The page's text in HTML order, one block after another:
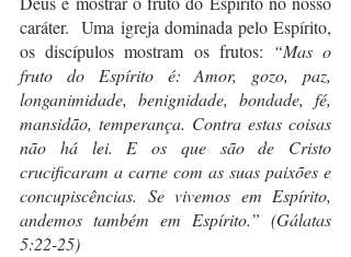
caráter.  Uma igreja dominada pelo Espírito,
os discípulos mostram os frutos: “Mas o
fruto do Espírito é: Amor, gozo, paz,
longanimidade, benignidade, bondade, fé,
mansidão, temperança. Contra estas coisas
não há lei. E os que são de Cristo
crucificaram a carne com as suas paixões e
concupiscências. Se vivemos em Espírito,
andemos também em Espírito.” (Gálatas
5:22-25)